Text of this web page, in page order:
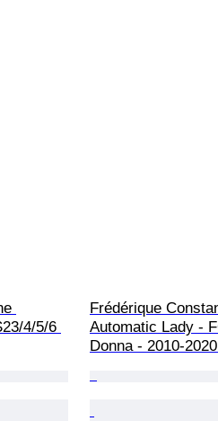
4/5/6
Frédérique
Automatic Lady -
Donna - 2010-2020